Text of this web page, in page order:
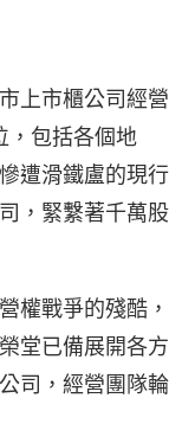
上市櫃公司經營
，包括各個地
遭滑鐵盧的現行
，緊繫著千萬股
權戰爭的殘酷，
堂已備展開各方
司，經營團隊輪